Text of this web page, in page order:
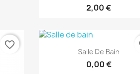
2,00 €
favorite_border Aperçu rapide
Salle De Bain
0,00 €